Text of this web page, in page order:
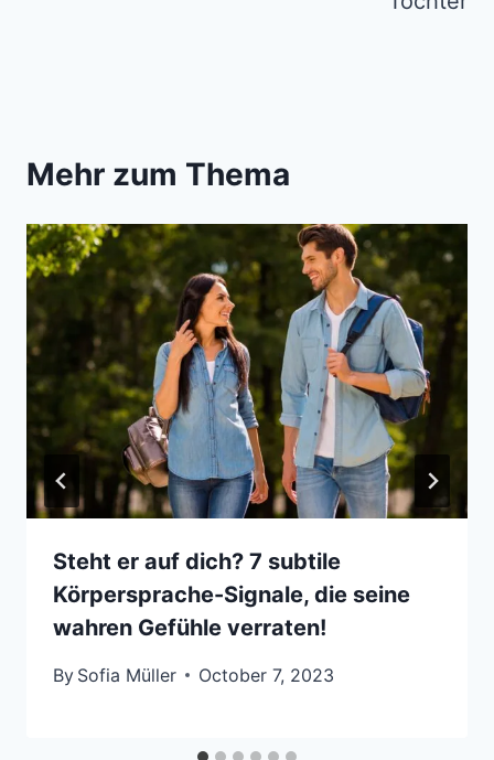
Mehr zum Thema
Steht er auf dich? 7 subtile
Körpersprache-Signale, die seine
wahren Gefühle verraten!
By Sofia Müller October 7, 2023